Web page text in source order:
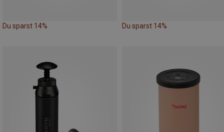
Du sparst 14% Du sparst 14%